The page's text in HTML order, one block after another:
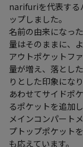
narifuriを代表する
ップしました。
名前の由来になっ
量はそのままに、
アウトポケットフ
量が増え、落とし
りとした印象になり
あわせてサイドポ
るポケットを追加
メインコンパート
プトップポケット
も応えています。